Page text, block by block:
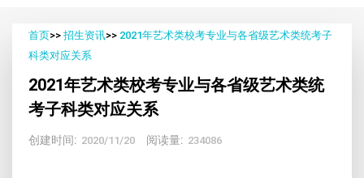
首页>> 招生资讯>> 2021年艺术类校考专业与各省级艺术类统考子
科类对应关系
2021年艺术类校考专业与各省级艺术类统
考子科类对应关系
创建时间: 2020/11/20 阅读量: 234086